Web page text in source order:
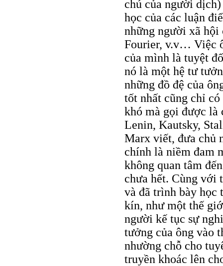
chú của người
học của các luận
những người xã hội
Fourier, v.v… Việc
của mình là tuyệt
nó là một hệ tư
những đồ đệ của
tốt nhất cũng chỉ
khó mà gọi được là
Lenin, Kautsky,
Marx viết, đưa chủ
chính là niềm đam
không quan tâm
chưa hết. Cùng với
và đã trình bày học
kín, như một thế
người kế tục sự
tưởng của ông vào
nhường chỗ cho
truyền khoác lên